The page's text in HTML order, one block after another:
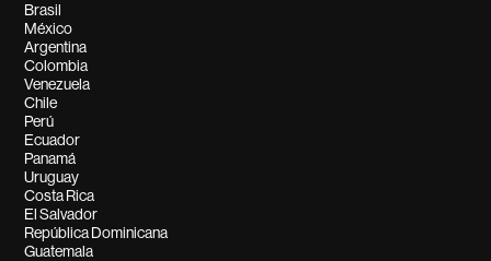
Brasil
México
Argentina
Colombia
Venezuela
Chile
Perú
Ecuador
Panamá
Uruguay
Costa Rica
El Salvador
República Dominicana
Guatemala